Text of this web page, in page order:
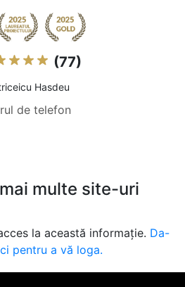
(77)
Hasdeu
de telefon
multe site-uri
la această informație. Da-
pentru a vă loga.